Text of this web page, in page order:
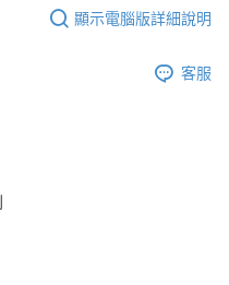
顯示電腦版詳細說明
客服